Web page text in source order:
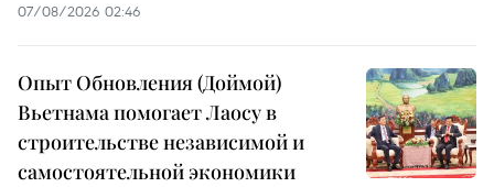
07/08/2026 02:46
Опыт Обновления (Доймой)
Вьетнама помогает Лаосу в
строительстве независимой и
самостоятельной экономики